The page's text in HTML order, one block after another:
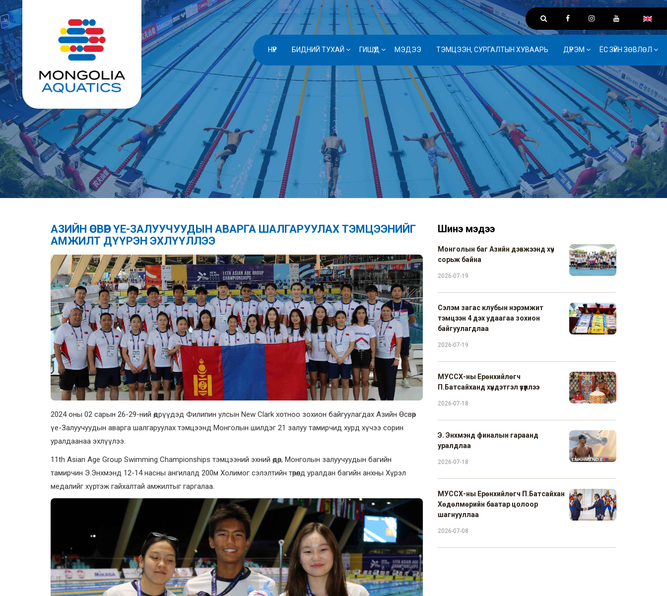
НҮҮР БИДНИЙ ТУХАЙ ГИШҮҮД МЭДЭЭ ТЭМЦЭЭН, СУРГАЛТЫН ХУВААРЬ ДҮРЭМ ЁС ЗҮЙН ЗӨВЛӨЛ
АЗИЙН ӨСВӨР ҮЕ-ЗАЛУУЧУУДЫН АВАРГА ШАЛГАРУУЛАХ ТЭМЦЭЭНИЙГ
АМЖИЛТ ДҮҮРЭН ЭХЛҮҮЛЛЭЭ
2024 оны 02 сарын 26-29-ний өдрүүдэд Филипин улсын New Clark хотноо зохион байгуулагдах Азийн Өсвөр
үе-Залуучуудын аварга шалгаруулах тэмцээнд Монголын шилдэг 21 залуу тамирчид хурд хүчээ сорин
уралдаанаа эхлүүлээ.
11th Asian Age Group Swimming Championships тэмцээний эхний өдөр, Монголын залуучуудын багийн
тамирчин Э.Энхмэнд 12-14 насны ангилалд 200м Холимог сэлэлтийн төрөлд уралдан багийн анхны Хүрэл
медалийг хүртэж гайхалтай амжилтыг гаргалаа.
Шинэ мэдээ
Монголын баг Азийн дэвжээнд хүч
сорьж байна
2026-07-19
Сэлэм загас клубын нэрэмжит
тэмцээн 4 дэх удаагаа зохион
байгуулагдлаа
2026-07-19
МУССХ-ны Ерөнхийлөгч
П.Батсайханд хүндэтгэл үзүүллээ
2026-07-18
Э. Энхмэнд финалын гараанд
уралдлаа
2026-07-18
МУССХ-ны Ерөнхийлөгч П.Батсайхан
Хөдөлмөрийн баатар цолоор
шагнууллаа
2026-07-08